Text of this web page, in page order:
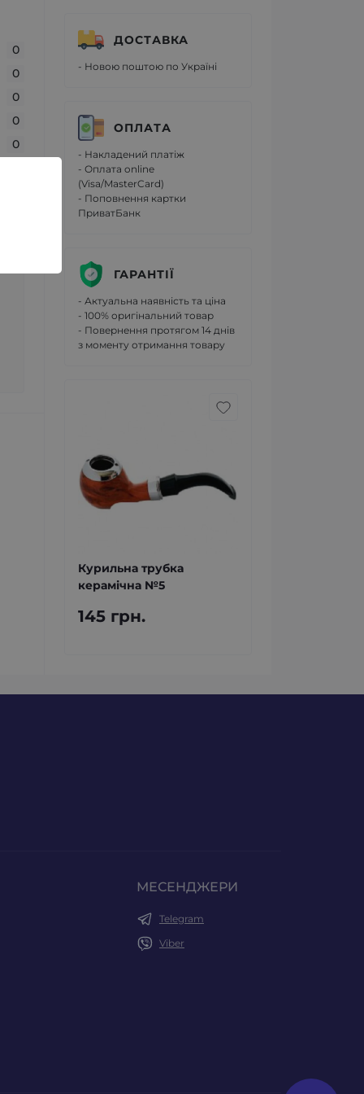
0
0
0
0
0
ДОСТАВКА
- Новою поштою по Україні
ОПЛАТА
- Накладений платіж
- Оплата online
(Visa/MasterCard)
- Поповнення картки
ПриватБанк
ГАРАНТІЇ
- Актуальна наявність та ціна
- 100% оригінальний товар
- Повернення протягом 14 днів
з моменту отримання товару
Курильна трубка
керамічна №5
145 грн.
МЕСЕНДЖЕРИ
Telegram
Viber